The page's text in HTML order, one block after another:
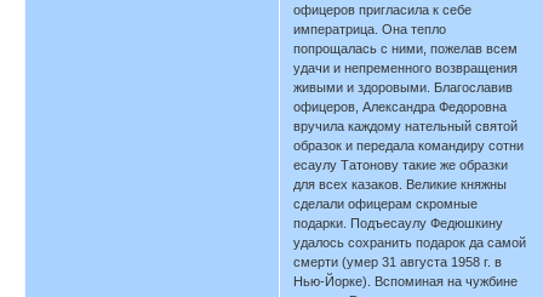
офицеров пригласила к себе
императрица. Она тепло
попрощалась с ними, пожелав всем
удачи и непременного возвращения
живыми и здоровыми. Благославив
офицеров, Александра Федоровна
вручила каждому нательный святой
образок и передала командиру сотни
есаулу Татонову такие же образки
для всех казаков. Великие княжны
сделали офицерам скромные
подарки. Подъесаулу Федюшкину
удалось сохранить подарок да самой
смерти (умер 31 августа 1958 г. в
Нью-Йорке). Вспоминая на чужбине